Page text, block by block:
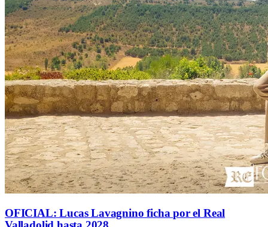
OFICIAL: Lucas Lavagnino ficha por el Real